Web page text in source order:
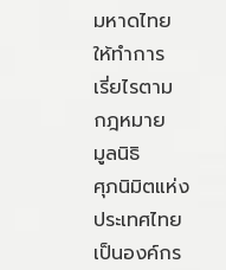
มหาดไทย
ให้ทำการ
เรี่ยไรตาม
กฎหมาย
มูลนิธิ
ศุภนิมิตแห่ง
ประเทศไทย
เป็นองค์กร